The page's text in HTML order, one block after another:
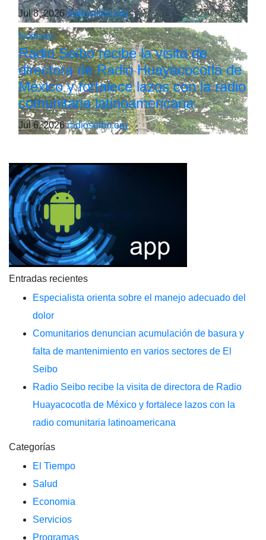
Jul 8, 2026radioseibo.org
Noticias
Radio Seibo recibe la visita de
directora de Radio Huayacocotla de
México y fortalece lazos con la radio
comunitaria latinoamericana
Jul 6, 2026radioseibo.org
Entradas recientes
Especialista orienta sobre el manejo adecuado del
dolor
Comunitarios denuncian acumulación de basura y
falta de mantenimiento en varios sectores de El
Seibo
Radio Seibo recibe la visita de directora de Radio
Huayacocotla de México y fortalece lazos con la
radio comunitaria latinoamericana
Categorías
El Tiempo
Salud
Economia
Servicios
Programas